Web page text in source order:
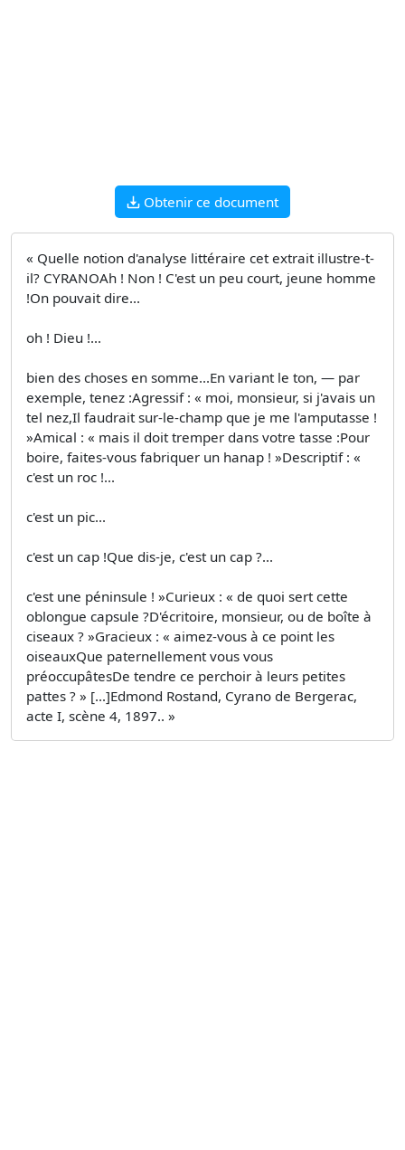
Obtenir ce document
« Quelle notion d'analyse littéraire cet extrait illustre-t-
il? CYRANOAh ! Non ! C'est un peu court, jeune homme
!On pouvait dire...
oh ! Dieu !...
bien des choses en somme...En variant le ton, — par
exemple, tenez :Agressif : « moi, monsieur, si j'avais un
tel nez,Il faudrait sur-le-champ que je me l'amputasse !
»Amical : « mais il doit tremper dans votre tasse :Pour
boire, faites-vous fabriquer un hanap ! »Descriptif : «
c'est un roc !...
c'est un pic...
c'est un cap !Que dis-je, c'est un cap ?...
c'est une péninsule ! »Curieux : « de quoi sert cette
oblongue capsule ?D'écritoire, monsieur, ou de boîte à
ciseaux ? »Gracieux : « aimez-vous à ce point les
oiseauxQue paternellement vous vous
préoccupâtesDe tendre ce perchoir à leurs petites
pattes ? » [...]Edmond Rostand, Cyrano de Bergerac,
acte I, scène 4, 1897.. »